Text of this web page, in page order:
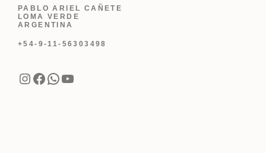
PABLO ARIEL CAÑETE
LOMA VERDE
ARGENTINA
+54-9-11-56303498
Instagram
Facebook
WhatsApp
YouTube